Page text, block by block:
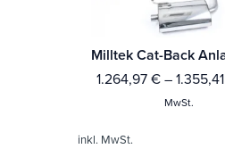
1.264,97 € – 1.355,41
MwSt.
inkl. MwSt.